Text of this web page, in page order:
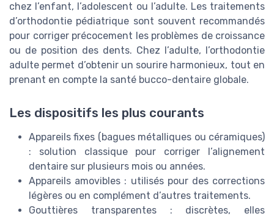
chez l’enfant, l’adolescent ou l’adulte. Les traitements
d’orthodontie pédiatrique sont souvent recommandés
pour corriger précocement les problèmes de croissance
ou de position des dents. Chez l’adulte, l’orthodontie
adulte permet d’obtenir un sourire harmonieux, tout en
prenant en compte la santé bucco-dentaire globale.
Les dispositifs les plus courants
Appareils fixes (bagues métalliques ou céramiques)
: solution classique pour corriger l’alignement
dentaire sur plusieurs mois ou années.
Appareils amovibles : utilisés pour des corrections
légères ou en complément d’autres traitements.
Gouttières transparentes : discrètes, elles